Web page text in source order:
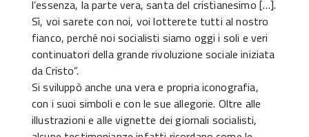
l’essenza, la parte vera, santa del cristianesimo […].
Sì, voi sarete con noi, voi lotterete tutti al nostro
fianco, perché noi socialisti siamo oggi i soli e veri
continuatori della grande rivoluzione sociale iniziata
da Cristo”.
Si sviluppò anche una vera e propria iconografia,
con i suoi simboli e con le sue allegorie. Oltre alle
illustrazioni e alle vignette dei giornali socialisti,